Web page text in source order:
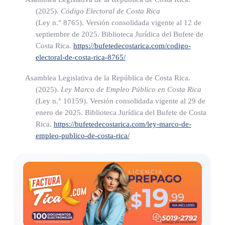
e) El Banco Central de Costa Rica (BCCR).
f) El Instituto Nacional de Estadística y Censos (INEC).
Esta Comisión sesionará al menos dos veces al año y será la
encargada de gestionar y velar por que el INEC incorpore el
y profundice sobre las variables que influyen en el ingreso
monetario de las personas (por sexo, sector, zona, edad, horas
trabajadas, anualidades) para identificar, en su complejidad, el
comportamiento de las diferencias salariales por sexo.
periódicamente las razones de la desigualdad salarial entre
mujeres y hombres, y establecer las medidas respectivas.
Estos indicadores se integrarán al Sistema Nacional de
Indicadores administrado por el Instituto Nacional de
(2025). Código Electoral de Costa Rica
(Ley n.° 8765). Versión consolidada vigente al 12 de
septiembre de 2025. Biblioteca Jurídica del Bufete de
Costa Rica. https://bufetedecostarica.com/codigo-
electoral-de-costa-rica-8765/
Asamblea Legislativa de la República de Costa Rica.
(2025). Ley Marco de Empleo Público en Costa Rica
(Ley n.° 10159). Versión consolidada vigente al 29 de
enero de 2025. Biblioteca Jurídica del Bufete de Costa
Rica. https://bufetedecostarica.com/ley-marco-de-
empleo-publico-de-costa-rica/